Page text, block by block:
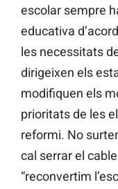
escolar sempre
educativa
les necessitats
dirigeixen els
modifiquen els
prioritats de les
reformi. No
cal serrar el
“reconvertim